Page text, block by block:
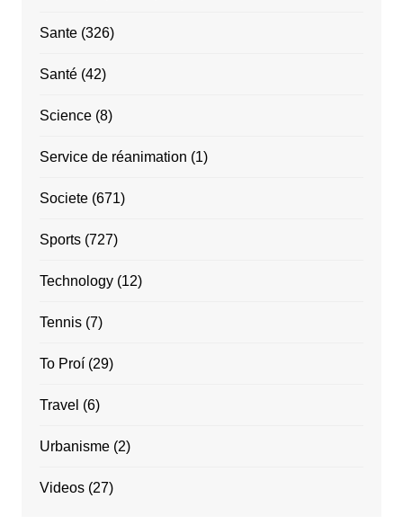
Sante(326)
Santé(42)
Science(8)
Service de réanimation (1)
Societe(671)
Sports(727)
Technology(12)
Tennis(7)
To Proí(29)
Travel (6)
Urbanisme(2)
Videos(27)